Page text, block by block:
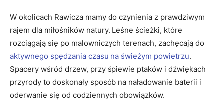
W okolicach Rawicza mamy do czynienia z prawdziwym
rajem dla miłośników natury. Leśne ścieżki, które
rozciągają się po malowniczych terenach, zachęcają do
aktywnego spędzania czasu na świeżym powietrzu.
Spacery wśród drzew, przy śpiewie ptaków i dźwiękach
przyrody to doskonały sposób na naładowanie baterii i
oderwanie się od codziennych obowiązków.